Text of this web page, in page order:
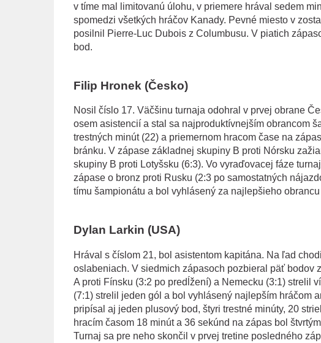
v tíme mal limitovanú úlohu, v priemere hrával sedem
spomedzi všetkých hráčov Kanady. Pevné miesto v
posilnil Pierre-Luc Dubois z Columbusu. V piatich
bod.
Filip Hronek (Česko)
Nosil číslo 17. Väčšinu turnaja odohral v prvej obrane
osem asistencií a stal sa najproduktívnejším obrancom
trestných minút (22) a priemernom hracom čase na
bránku. V zápase základnej skupiny B proti Nórsku
skupiny B proti Lotyšsku (6:3). Vo vyraďovacej fáze
zápase o bronz proti Rusku (2:3 po samostatných
tímu šampionátu a bol vyhlásený za najlepšieho
Dylan Larkin (USA)
Hrával s číslom 21, bol asistentom kapitána. Na ľad
oslabeniach. V siedmich zápasoch pozbieral päť bodov
A proti Fínsku (3:2 po predĺžení) a Nemecku (3:1) strelil
(7:1) strelil jeden gól a bol vyhlásený najlepším hráčom
pripísal aj jeden plusový bod, štyri trestné minúty, 20
hracím časom 18 minút a 36 sekúnd na zápas bol
Turnaj sa pre neho skončil v prvej tretine posledného